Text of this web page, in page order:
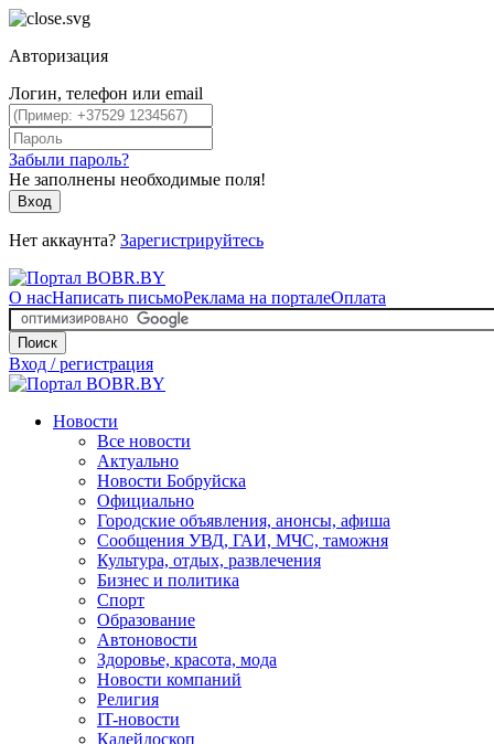
Авторизация
Логин, телефон или email
Забыли пароль?
Не заполнены необходимые поля!
Вход
Нет аккаунта? Зарегистрируйтесь
О насНаписать письмоРеклама на порталеОплата
Поиск
Вход / регистрация
Новости
Все новости
Актуально
Новости Бобруйска
Официально
Городские объявления, анонсы, афиша
Сообщения УВД, ГАИ, МЧС, таможня
Культура, отдых, развлечения
Бизнес и политика
Спорт
Образование
Автоновости
Здоровье, красота, мода
Новости компаний
Религия
IT-новости
Калейдоскоп